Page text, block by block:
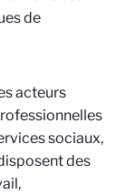
de
acteurs
sociaux,
des